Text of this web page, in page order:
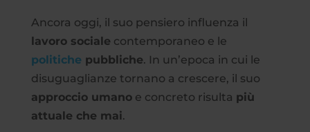
Ancora oggi, il suo pensiero influenza il
lavoro sociale contemporaneo e le
politichepubbliche. In un’epoca in cui le
disuguaglianze tornano a crescere, il suo
approccio umanoe concreto risulta più
attuale che mai.